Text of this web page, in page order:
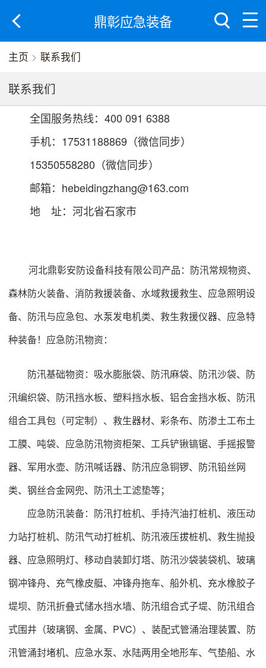
鼎彰应急装备
主页 > 联系我们
联系我们
全国服务热线：400 091 6388
手机：17531188869（微信同步）
15350558280（微信同步）
邮箱：hebeidingzhang@163.com
地 址：河北省石家市
河北鼎彰安防设备科技有限公司产品：防汛常规物资、
森林防火装备、消防救援装备、水域救援救生、应急照明设
备、防汛与应急包、水泵发电机类、救生救援仪器、应急特
种装备！应急防汛物资：
防汛基础物资：吸水膨胀袋、防汛麻袋、防汛沙袋、防
汛编织袋、防汛挡水板、塑料挡水板、铝合金挡水板、防汛
组合工具包（可定制）、救生器材、彩条布、防渗土工布土
工膜、吨袋、应急防汛物资柜架、工兵铲锹镐锯、手摇报警
器、军用水壶、防汛喊话器、防汛应急铜锣、防汛铅丝网
类、钢丝合金网兜、防汛土工滤垫等；
应急防汛装备：防汛打桩机、手持汽油打桩机、液压动
力站打桩机、防汛气动打桩机、防汛液压拔桩机、救生抛投
器、应急照明灯、移动自装卸灯塔、防汛沙袋装袋机、玻璃
钢冲锋舟、充气橡皮艇、冲锋舟拖车、船外机、充水橡胶子
堤坝、防汛折叠式储水挡水墙、防汛组合式子堤、防汛组合
式围井（玻璃钢、金属、PVC）、装配式管涌治理装置、防
汛管涌封堵机、应急水泵、水陆两用全地形车、气垫船、水